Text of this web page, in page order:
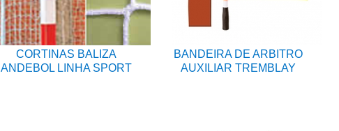
CORTINAS BALIZA
ANDEBOL LINHA SPORT
BANDEIRA DE ARBITRO
AUXILIAR TREMBLAY